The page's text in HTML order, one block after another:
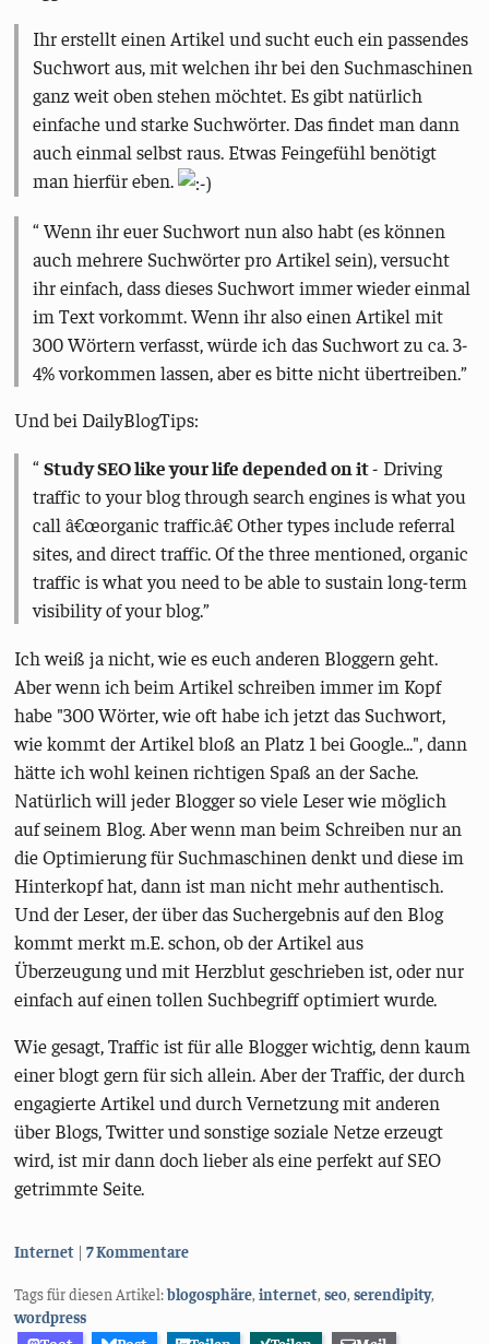
Ihr erstellt einen Artikel und sucht euch ein passendes
Suchwort aus, mit welchen ihr bei den Suchmaschinen
ganz weit oben stehen möchtet. Es gibt natürlich
einfache und starke Suchwörter. Das findet man dann
auch einmal selbst raus. Etwas Feingefühl benötigt
man hierfür eben.
Wenn ihr euer Suchwort nun also habt (es können
auch mehrere Suchwörter pro Artikel sein), versucht
ihr einfach, dass dieses Suchwort immer wieder einmal
im Text vorkommt. Wenn ihr also einen Artikel mit
300 Wörtern verfasst, würde ich das Suchwort zu ca. 3-
4% vorkommen lassen, aber es bitte nicht übertreiben.
Und bei DailyBlogTips:
Study SEO like your life depended on it- Driving
traffic to your blog through search engines is what you
call â€œorganic traffic.â€ Other types include referral
sites, and direct traffic. Of the three mentioned, organic
traffic is what you need to be able to sustain long-term
visibility of your blog.
Ich weiß ja nicht, wie es euch anderen Bloggern geht.
Aber wenn ich beim Artikel schreiben immer im Kopf
habe "300 Wörter, wie oft habe ich jetzt das Suchwort,
wie kommt der Artikel bloß an Platz 1 bei Google...", dann
hätte ich wohl keinen richtigen Spaß an der Sache.
Natürlich will jeder Blogger so viele Leser wie möglich
auf seinem Blog. Aber wenn man beim Schreiben nur an
die Optimierung für Suchmaschinen denkt und diese im
Hinterkopf hat, dann ist man nicht mehr authentisch.
Und der Leser, der über das Suchergebnis auf den Blog
kommt merkt m.E. schon, ob der Artikel aus
Überzeugung und mit Herzblut geschrieben ist, oder nur
einfach auf einen tollen Suchbegriff optimiert wurde.
Wie gesagt, Traffic ist für alle Blogger wichtig, denn kaum
einer blogt gern für sich allein. Aber der Traffic, der durch
engagierte Artikel und durch Vernetzung mit anderen
über Blogs, Twitter und sonstige soziale Netze erzeugt
wird, ist mir dann doch lieber als eine perfekt auf SEO
getrimmte Seite.
Kategorien:
Internet 7 Kommentare
Tags für diesen Artikel:blogosphäre,internet,seo,serendipity,
wordpress